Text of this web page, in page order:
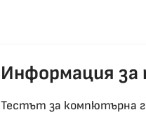
Информация
Тестът за компютърна